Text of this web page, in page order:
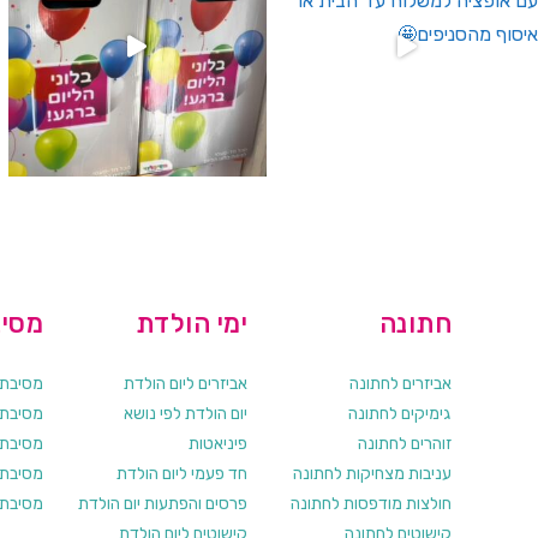
מסיבת
מסיבת
מסיבת
מסיבת
מסיבת
ימי הולדת
אביזרים ליום הולדת
יום הולדת לפי נושא
פיניאטות
חד פעמי ליום הולדת
פרסים והפתעות יום הולדת
חתונה
אביזרים לחתונה
גימיקים לחתונה
זוהרים לחתונה
עניבות מצחיקות לחתונה
חולצות מודפסות לחתונה